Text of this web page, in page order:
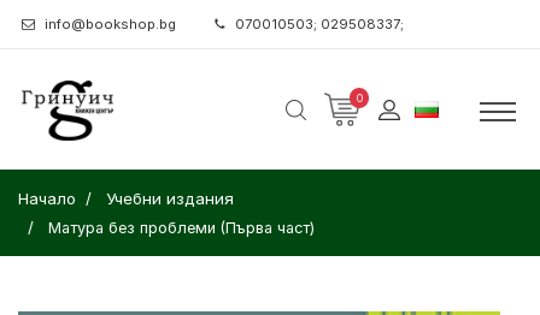
info@bookshop.bg 070010503; 029508337;
0
Начало Учебни издания
Матура без проблеми (Първа част)